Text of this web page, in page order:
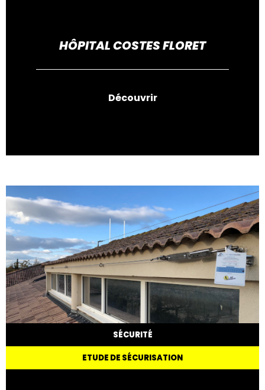
HÔPITAL COSTES FLORET
Découvrir
SÉCURITÉ
ETUDE DE SÉCURISATION